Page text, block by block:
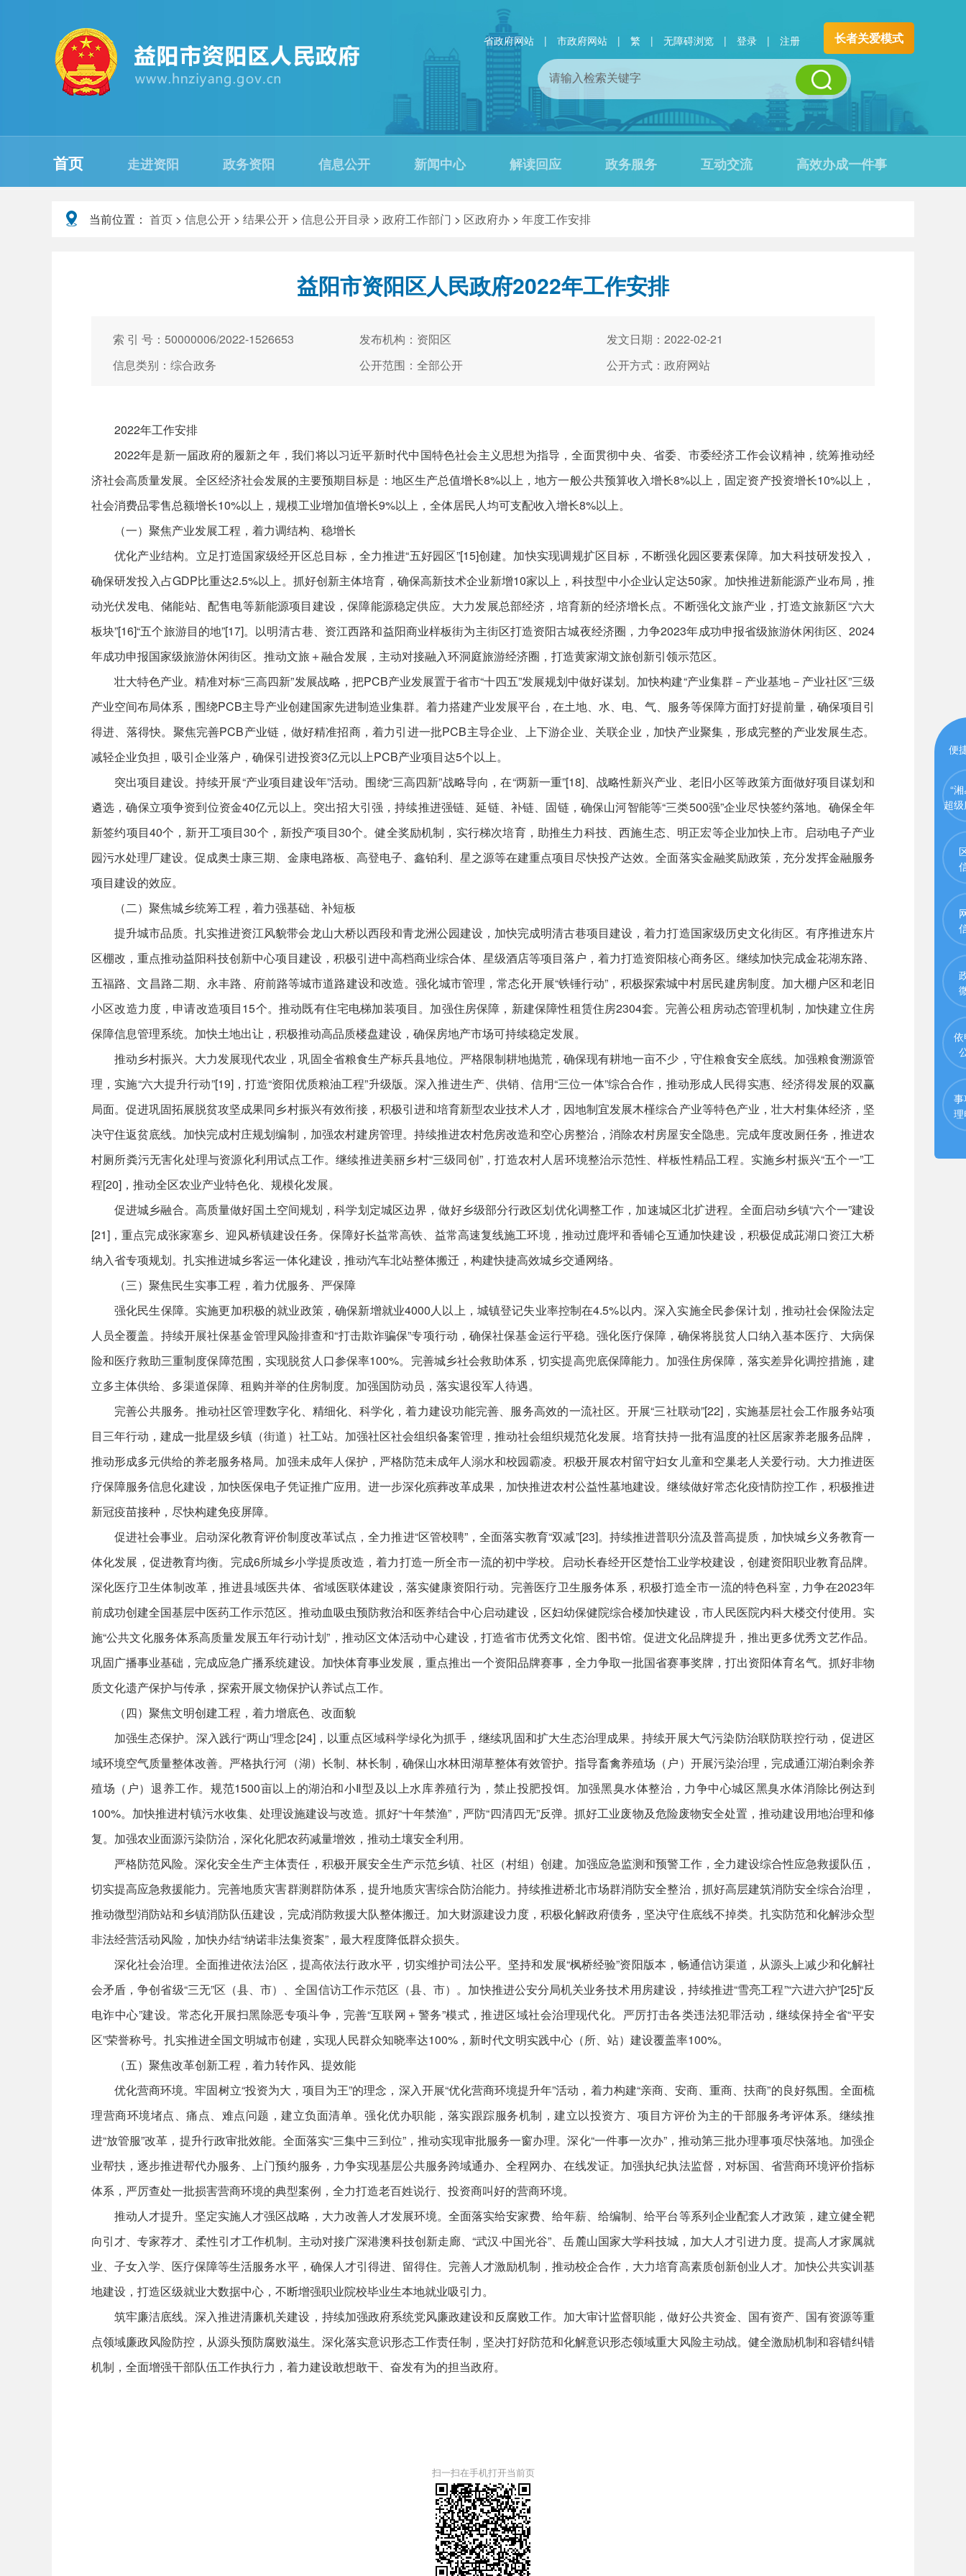
省政府网站 | 市政府网站 | 繁 | 无障碍浏览 | 登录 | 注册 长者关爱模式
首页 走进资阳 政务资阳 信息公开 新闻中心 解读回应 政务服务 互动交流 高效办成一件事
当前位置： 首页 > 信息公开 > 结果公开 > 信息公开目录 > 政府工作部门 > 区政府办 > 年度工作安排
益阳市资阳区人民政府2022年工作安排
索 引 号：50000006/2022-1526653 发布机构：资阳区
发文日期：2022-02-21
信息类别：综合政务
公开范围：全部公开 公开方式：政府网站
2022年工作安排
2022年是新一届政府的履新之年，我们将以习近平新时代中国特色社会主义思想为指导，全面贯彻中央、省委、市委经济工作会议精神，统筹推动经
济社会高质量发展。全区经济社会发展的主要预期目标是：地区生产总值增长8%以上，地方一般公共预算收入增长8%以上，固定资产投资增长10%以上，
社会消费品零售总额增长10%以上，规模工业增加值增长9%以上，全体居民人均可支配收入增长8%以上。
（一）聚焦产业发展工程，着力调结构、稳增长
优化产业结构。立足打造国家级经开区总目标，全力推进“五好园区”[15]创建。加快实现调规扩区目标，不断强化园区要素保障。加大科技研发投入，
确保研发投入占GDP比重达2.5%以上。抓好创新主体培育，确保高新技术企业新增10家以上，科技型中小企业认定达50家。加快推进新能源产业布局，推
动光伏发电、储能站、配售电等新能源项目建设，保障能源稳定供应。大力发展总部经济，培育新的经济增长点。不断强化文旅产业，打造文旅新区“六大
板块”[16]“五个旅游目的地”[17]。以明清古巷、资江西路和益阳商业样板街为主街区打造资阳古城夜经济圈，力争2023年成功申报省级旅游休闲街区、2024
年成功申报国家级旅游休闲街区。推动文旅＋融合发展，主动对接融入环洞庭旅游经济圈，打造黄家湖文旅创新引领示范区。
壮大特色产业。精准对标“三高四新”发展战略，把PCB产业发展置于省市“十四五”发展规划中做好谋划。加快构建“产业集群－产业基地－产业社区”三级
产业空间布局体系，围绕PCB主导产业创建国家先进制造业集群。着力搭建产业发展平台，在土地、水、电、气、服务等保障方面打好提前量，确保项目引
得进、落得快。聚焦完善PCB产业链，做好精准招商，着力引进一批PCB主导企业、上下游企业、关联企业，加快产业聚集，形成完整的产业发展生态。
减轻企业负担，吸引企业落户，确保引进投资3亿元以上PCB产业项目达5个以上。
突出项目建设。持续开展“产业项目建设年”活动。围绕“三高四新”战略导向，在“两新一重”[18]、战略性新兴产业、老旧小区等政策方面做好项目谋划和
遴选，确保立项争资到位资金40亿元以上。突出招大引强，持续推进强链、延链、补链、固链，确保山河智能等“三类500强”企业尽快签约落地。确保全年
新签约项目40个，新开工项目30个，新投产项目30个。健全奖励机制，实行梯次培育，助推生力科技、西施生态、明正宏等企业加快上市。启动电子产业
园污水处理厂建设。促成奥士康三期、金康电路板、高登电子、鑫铂利、星之源等在建重点项目尽快投产达效。全面落实金融奖励政策，充分发挥金融服务
项目建设的效应。
（二）聚焦城乡统筹工程，着力强基础、补短板
提升城市品质。扎实推进资江风貌带会龙山大桥以西段和青龙洲公园建设，加快完成明清古巷项目建设，着力打造国家级历史文化街区。有序推进东片
区棚改，重点推动益阳科技创新中心项目建设，积极引进中高档商业综合体、星级酒店等项目落户，着力打造资阳核心商务区。继续加快完成金花湖东路、
五福路、文昌路二期、永丰路、府前路等城市道路建设和改造。强化城市管理，常态化开展“铁锤行动”，积极探索城中村居民建房制度。加大棚户区和老旧
小区改造力度，申请改造项目15个。推动既有住宅电梯加装项目。加强住房保障，新建保障性租赁住房2304套。完善公租房动态管理机制，加快建立住房
保障信息管理系统。加快土地出让，积极推动高品质楼盘建设，确保房地产市场可持续稳定发展。
推动乡村振兴。大力发展现代农业，巩固全省粮食生产标兵县地位。严格限制耕地抛荒，确保现有耕地一亩不少，守住粮食安全底线。加强粮食溯源管
理，实施“六大提升行动”[19]，打造“资阳优质粮油工程”升级版。深入推进生产、供销、信用“三位一体”综合合作，推动形成人民得实惠、经济得发展的双赢
局面。促进巩固拓展脱贫攻坚成果同乡村振兴有效衔接，积极引进和培育新型农业技术人才，因地制宜发展木槿综合产业等特色产业，壮大村集体经济，坚
决守住返贫底线。加快完成村庄规划编制，加强农村建房管理。持续推进农村危房改造和空心房整治，消除农村房屋安全隐患。完成年度改厕任务，推进农
村厕所粪污无害化处理与资源化利用试点工作。继续推进美丽乡村“三级同创”，打造农村人居环境整治示范性、样板性精品工程。实施乡村振兴“五个一”工
程[20]，推动全区农业产业特色化、规模化发展。
促进城乡融合。高质量做好国土空间规划，科学划定城区边界，做好乡级部分行政区划优化调整工作，加速城区北扩进程。全面启动乡镇“六个一”建设
[21]，重点完成张家塞乡、迎风桥镇建设任务。保障好长益常高铁、益常高速复线施工环境，推动过鹿坪和香铺仑互通加快建设，积极促成茈湖口资江大桥
纳入省专项规划。扎实推进城乡客运一体化建设，推动汽车北站整体搬迁，构建快捷高效城乡交通网络。
（三）聚焦民生实事工程，着力优服务、严保障
强化民生保障。实施更加积极的就业政策，确保新增就业4000人以上，城镇登记失业率控制在4.5%以内。深入实施全民参保计划，推动社会保险法定
人员全覆盖。持续开展社保基金管理风险排查和“打击欺诈骗保”专项行动，确保社保基金运行平稳。强化医疗保障，确保将脱贫人口纳入基本医疗、大病保
险和医疗救助三重制度保障范围，实现脱贫人口参保率100%。完善城乡社会救助体系，切实提高兜底保障能力。加强住房保障，落实差异化调控措施，建
立多主体供给、多渠道保障、租购并举的住房制度。加强国防动员，落实退役军人待遇。
完善公共服务。推动社区管理数字化、精细化、科学化，着力建设功能完善、服务高效的一流社区。开展“三社联动”[22]，实施基层社会工作服务站项
目三年行动，建成一批星级乡镇（街道）社工站。加强社区社会组织备案管理，推动社会组织规范化发展。培育扶持一批有温度的社区居家养老服务品牌，
推动形成多元供给的养老服务格局。加强未成年人保护，严格防范未成年人溺水和校园霸凌。积极开展农村留守妇女儿童和空巢老人关爱行动。大力推进医
疗保障服务信息化建设，加快医保电子凭证推广应用。进一步深化殡葬改革成果，加快推进农村公益性墓地建设。继续做好常态化疫情防控工作，积极推进
新冠疫苗接种，尽快构建免疫屏障。
促进社会事业。启动深化教育评价制度改革试点，全力推进“区管校聘”，全面落实教育“双减”[23]。持续推进普职分流及普高提质，加快城乡义务教育一
体化发展，促进教育均衡。完成6所城乡小学提质改造，着力打造一所全市一流的初中学校。启动长春经开区楚怡工业学校建设，创建资阳职业教育品牌。
深化医疗卫生体制改革，推进县域医共体、省域医联体建设，落实健康资阳行动。完善医疗卫生服务体系，积极打造全市一流的特色科室，力争在2023年
前成功创建全国基层中医药工作示范区。推动血吸虫预防救治和医养结合中心启动建设，区妇幼保健院综合楼加快建设，市人民医院内科大楼交付使用。实
施“公共文化服务体系高质量发展五年行动计划”，推动区文体活动中心建设，打造省市优秀文化馆、图书馆。促进文化品牌提升，推出更多优秀文艺作品。
巩固广播事业基础，完成应急广播系统建设。加快体育事业发展，重点推出一个资阳品牌赛事，全力争取一批国省赛事奖牌，打出资阳体育名气。抓好非物
质文化遗产保护与传承，探索开展文物保护认养试点工作。
（四）聚焦文明创建工程，着力增底色、改面貌
加强生态保护。深入践行“两山”理念[24]，以重点区域科学绿化为抓手，继续巩固和扩大生态治理成果。持续开展大气污染防治联防联控行动，促进区
域环境空气质量整体改善。严格执行河（湖）长制、林长制，确保山水林田湖草整体有效管护。指导畜禽养殖场（户）开展污染治理，完成通江湖泊剩余养
殖场（户）退养工作。规范1500亩以上的湖泊和小Ⅱ型及以上水库养殖行为，禁止投肥投饵。加强黑臭水体整治，力争中心城区黑臭水体消除比例达到
100%。加快推进村镇污水收集、处理设施建设与改造。抓好“十年禁渔”，严防“四清四无”反弹。抓好工业废物及危险废物安全处置，推动建设用地治理和修
复。加强农业面源污染防治，深化化肥农药减量增效，推动土壤安全利用。
严格防范风险。深化安全生产主体责任，积极开展安全生产示范乡镇、社区（村组）创建。加强应急监测和预警工作，全力建设综合性应急救援队伍，
切实提高应急救援能力。完善地质灾害群测群防体系，提升地质灾害综合防治能力。持续推进桥北市场群消防安全整治，抓好高层建筑消防安全综合治理，
推动微型消防站和乡镇消防队伍建设，完成消防救援大队整体搬迁。加大财源建设力度，积极化解政府债务，坚决守住底线不掉类。扎实防范和化解涉众型
非法经营活动风险，加快办结“纳诺非法集资案”，最大程度降低群众损失。
深化社会治理。全面推进依法治区，提高依法行政水平，切实维护司法公平。坚持和发展“枫桥经验”资阳版本，畅通信访渠道，从源头上减少和化解社
会矛盾，争创省级“三无”区（县、市）、全国信访工作示范区（县、市）。加快推进公安分局机关业务技术用房建设，持续推进“雪亮工程”“六进六护”[25]“反
电诈中心”建设。常态化开展扫黑除恶专项斗争，完善“互联网＋警务”模式，推进区域社会治理现代化。严厉打击各类违法犯罪活动，继续保持全省“平安
区”荣誉称号。扎实推进全国文明城市创建，实现人民群众知晓率达100%，新时代文明实践中心（所、站）建设覆盖率100%。
（五）聚焦改革创新工程，着力转作风、提效能
优化营商环境。牢固树立“投资为大，项目为王”的理念，深入开展“优化营商环境提升年”活动，着力构建“亲商、安商、重商、扶商”的良好氛围。全面梳
理营商环境堵点、痛点、难点问题，建立负面清单。强化优办职能，落实跟踪服务机制，建立以投资方、项目方评价为主的干部服务考评体系。继续推
进“放管服”改革，提升行政审批效能。全面落实“三集中三到位”，推动实现审批服务一窗办理。深化“一件事一次办”，推动第三批办理事项尽快落地。加强企
业帮扶，逐步推进帮代办服务、上门预约服务，力争实现基层公共服务跨域通办、全程网办、在线发证。加强执纪执法监督，对标国、省营商环境评价指标
体系，严厉查处一批损害营商环境的典型案例，全力打造老百姓说行、投资商叫好的营商环境。
推动人才提升。坚定实施人才强区战略，大力改善人才发展环境。全面落实给安家费、给年薪、给编制、给平台等系列企业配套人才政策，建立健全靶
向引才、专家荐才、柔性引才工作机制。主动对接广深港澳科技创新走廊、“武汉·中国光谷”、岳麓山国家大学科技城，加大人才引进力度。提高人才家属就
业、子女入学、医疗保障等生活服务水平，确保人才引得进、留得住。完善人才激励机制，推动校企合作，大力培育高素质创新创业人才。加快公共实训基
地建设，打造区级就业大数据中心，不断增强职业院校毕业生本地就业吸引力。
筑牢廉洁底线。深入推进清廉机关建设，持续加强政府系统党风廉政建设和反腐败工作。加大审计监督职能，做好公共资金、国有资产、国有资源等重
点领域廉政风险防控，从源头预防腐败滋生。深化落实意识形态工作责任制，坚决打好防范和化解意识形态领域重大风险主动战。健全激励机制和容错纠错
机制，全面增强干部队伍工作执行力，着力建设敢想敢干、奋发有为的担当政府。
扫一扫在手机打开当前页
便
“
超